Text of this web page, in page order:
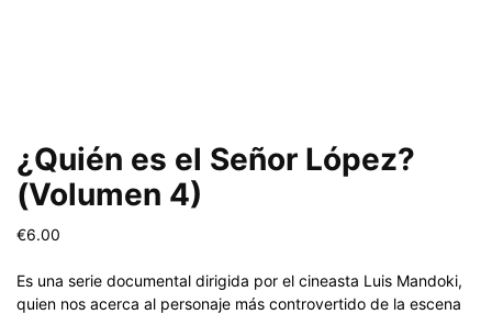
¿Quién es el Señor López?
(Volumen 4)
€6.00
Es una serie documental dirigida por el cineasta Luis Mandoki,
quien nos acerca al personaje más controvertido de la escena